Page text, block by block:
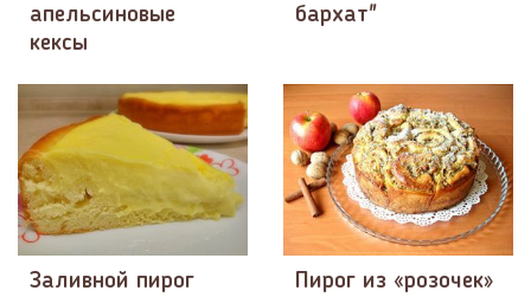
апельсиновые
кексы
бархат"
Заливной пирог
Пирог из «розочек»